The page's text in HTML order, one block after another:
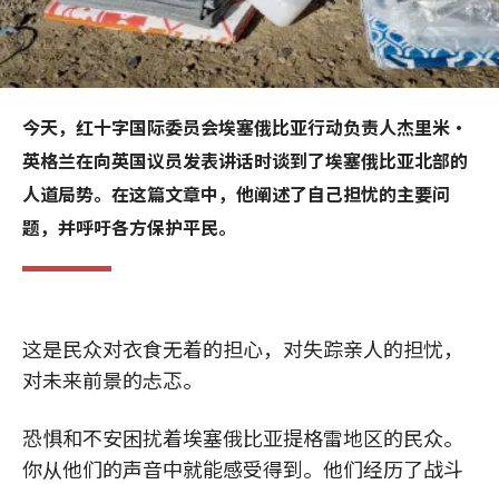
今天，红十字国际委员会埃塞俄比亚行动负责人杰里米•
英格兰在向英国议员发表讲话时谈到了埃塞俄比亚北部的
人道局势。在这篇文章中，他阐述了自己担忧的主要问
题，并呼吁各方保护平民。
这是民众对衣食无着的担心，对失踪亲人的担忧，
对未来前景的忐忑。
恐惧和不安困扰着埃塞俄比亚提格雷地区的民众。
你从他们的声音中就能感受得到。他们经历了战斗